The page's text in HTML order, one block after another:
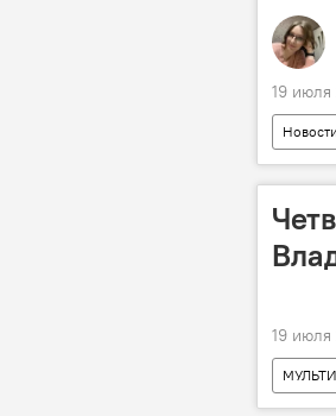
19 июля
Новости
19 июля
Россия